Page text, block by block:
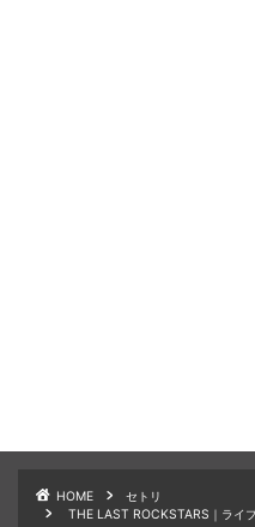
HOME
セトリ
THE LAST ROCKSTARS｜ライ